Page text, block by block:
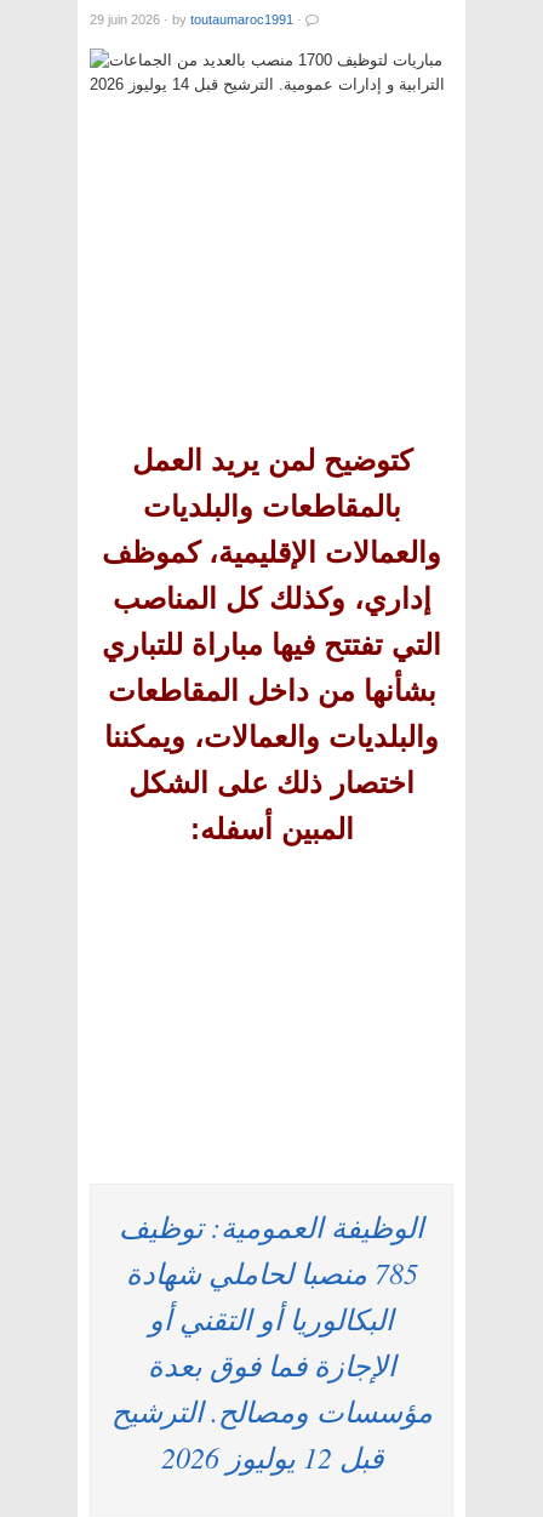
29 juin 2026 · by toutaumaroc1991 ·
كتوضيح لمن يريد العمل
بالمقاطعات والبلديات
والعمالات الإقليمية، كموظف
إداري، وكذلك كل المناصب
التي تفتتح فيها مباراة للتباري
بشأنها من داخل المقاطعات
والبلديات والعمالات، ويمكننا
اختصار ذلك على الشكل
المبين أسفله:
الوظيفة العمومية: توظيف
785 منصبا لحاملي شهادة
البكالوريا أو التقني أو
الإجازة فما فوق بعدة
مؤسسات ومصالح. الترشيح
قبل 12 يوليوز 2026